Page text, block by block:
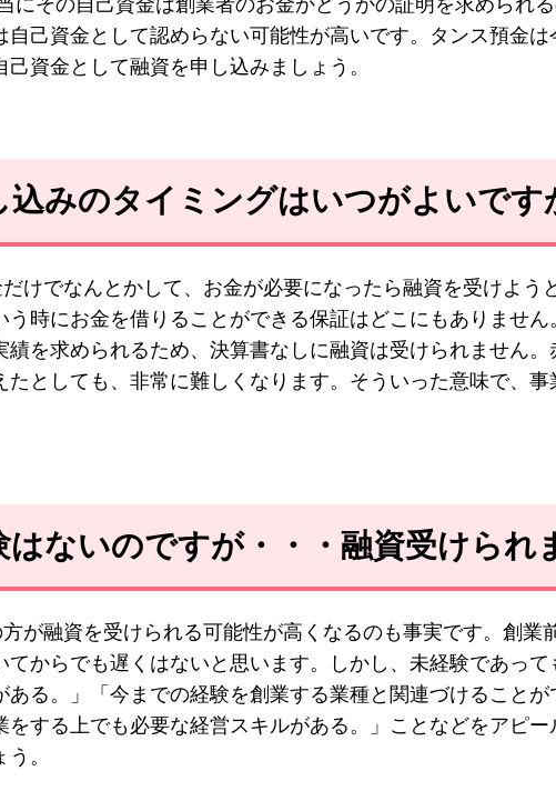
自己資金として認めらない可能性が高いです。タンス預金
資金として融資を申し込みましょう。
込みのタイミングはいつがよいです
けでなんとかして、お金が必要になったら融資を受けよう
う時にお金を借りることができる保証はどこにもありませ
績を求められるため、決算書なしに融資は受けられません
たとしても、非常に難しくなります。そういった意味で、
はないのですが・・・融資受けられ
が融資を受けられる可能性が高くなるのも事実です。創業
てからでも遅くはないと思います。しかし、未経験であっ
ある。」「今までの経験を創業する業種と関連づけること
をする上でも必要な経営スキルがある。」ことなどをアピ
。